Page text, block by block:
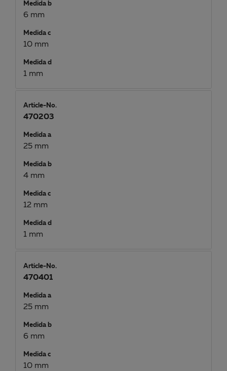
Medida b
6 mm
Medida c
10 mm
Medida d
1 mm
Article-No.
470203
Medida a
25 mm
Medida b
4 mm
Medida c
12 mm
Medida d
1 mm
Article-No.
470401
Medida a
25 mm
Medida b
6 mm
Medida c
10 mm